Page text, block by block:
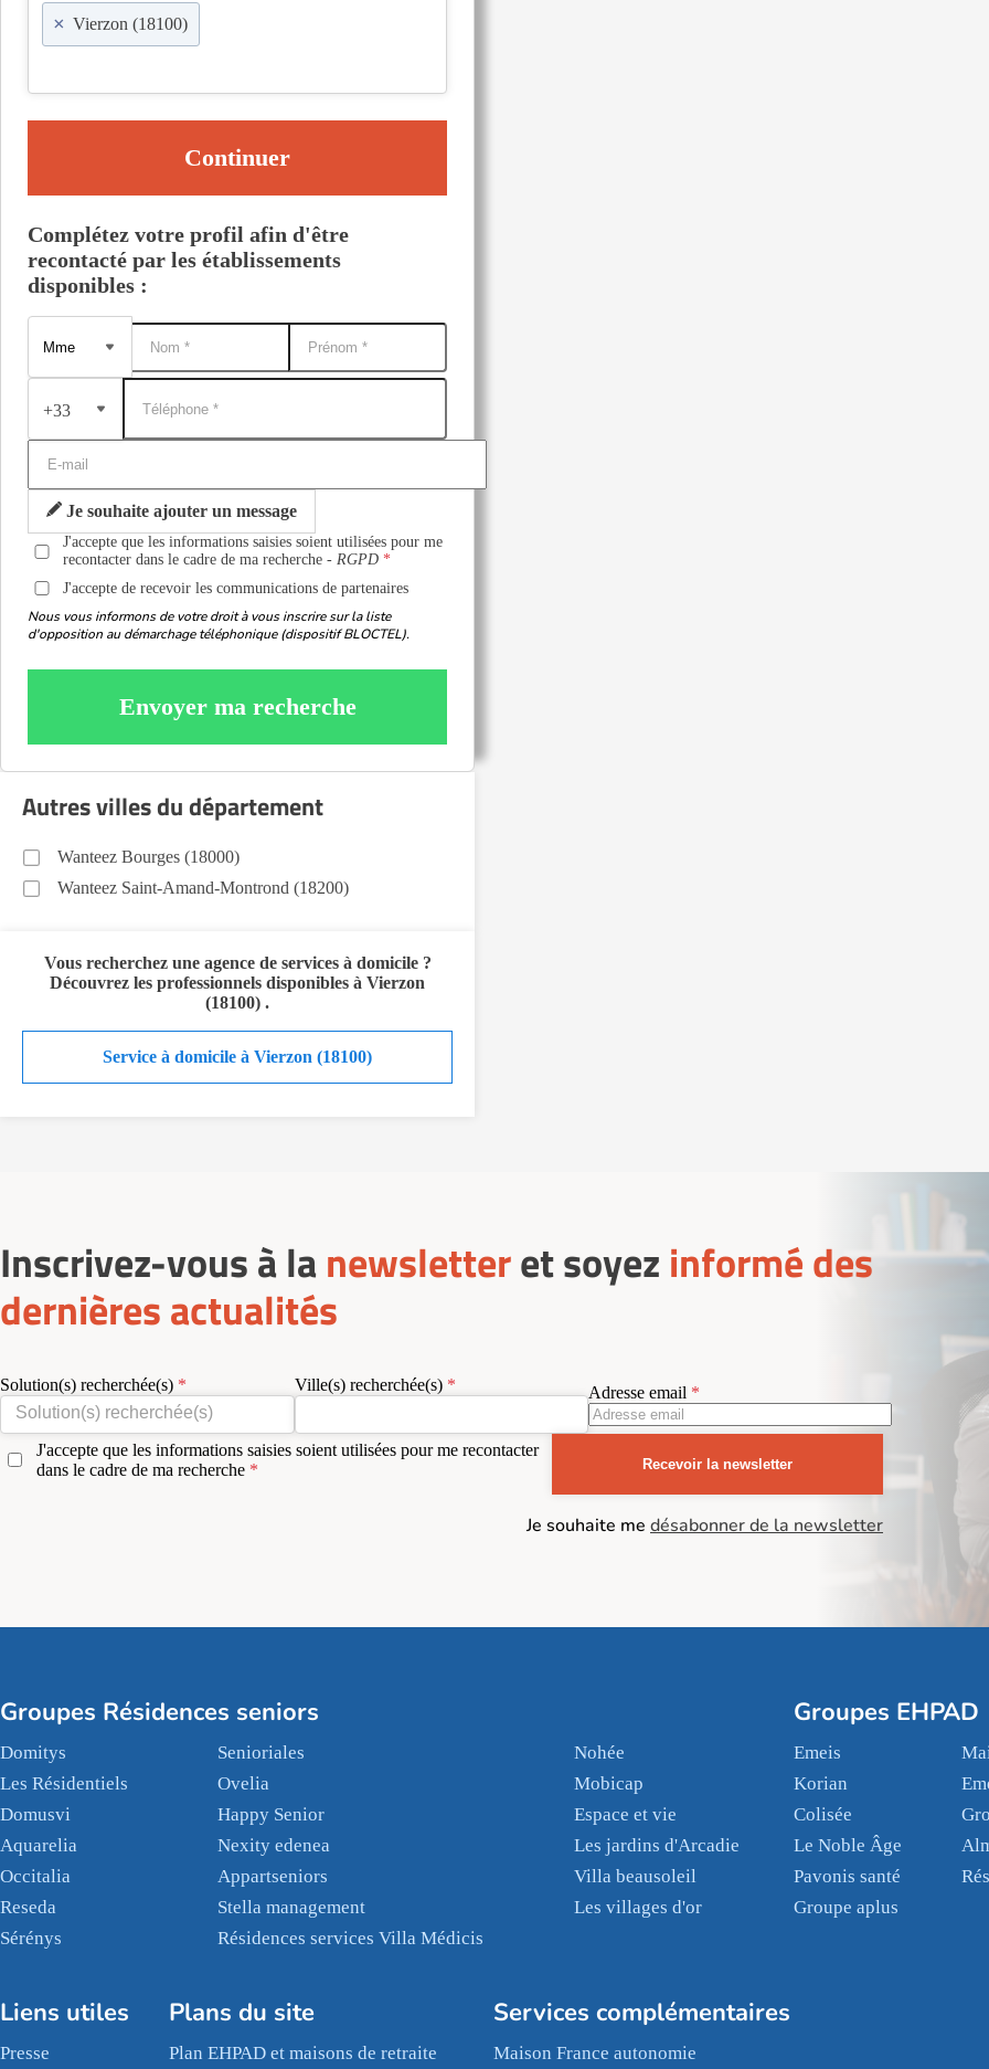
× Vierzon (18100)
Continuer
Complétez votre profil afin d'être
recontacté par les établissements
disponibles :
+33
Je souhaite ajouter un message
J'accepte que les informations saisies soient utilisées pour me
recontacter dans le cadre de ma recherche -RGPD
J'accepte de recevoir les communications de partenaires
Nous vous informons de votre droit à vous inscrire sur la liste
d'opposition au démarchage téléphonique (dispositif BLOCTEL).
Envoyer ma recherche
Autres villes du département
Wanteez Bourges (18000)
Wanteez Saint-Amand-Montrond (18200)
Vous recherchez une agence de services à domicile?
Découvrez les professionnels disponibles à Vierzon
(18100) .
Service à domicile à Vierzon (18100)
Inscrivez-vous à lanewsletteret soyez informé des
dernières actualités
Solution(s) recherchée(s) Ville(s) recherchée(s) Adresse email
J'accepte que les informations saisies soient utilisées pour me recontacter
dans le cadre de ma recherche
Recevoir la newsletter
Je souhaite me désabonner de la newsletter
Groupes Résidences seniors
Domitys Senioriales
Nohée
Les Résidentiels
Ovelia
Mobicap
Domusvi
Happy Senior
Espace et vie
Aquarelia
Nexity edenea
Les jardins d'Arcadie
Occitalia
Appartseniors
Villa beausoleil
Reseda
Stella management
Les villages d'or
Sérénys
Résidences services Villa Médicis
Groupes EHPAD
Emeis
Korian
Colisée
Le Noble Âge
Pavonis santé
Groupe aplus
Liens utiles
Presse
Plans du site
Plan EHPAD et maisons de retraite
Services complémentaires
Maison France autonomie